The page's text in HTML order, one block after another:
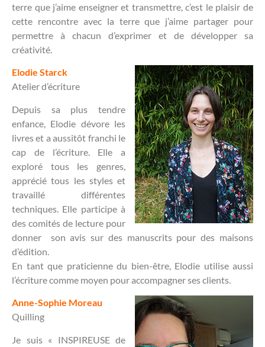
terre que j’aime enseigner et transmettre, c’est le plaisir de
cette rencontre avec la terre que j’aime partager pour
permettre à chacun d’exprimer et de développer sa
créativité.
Elodie Starck
Atelier d’écriture
Depuis sa plus tendre
enfance, Elodie dévore les
livres et a aussitôt franchi le
cap de l’écriture. Elle a
exploré tous les genres,
apprécié tous les styles et
travaillé différentes
techniques. Elle participe à
des comités de lecture pour
donner son avis sur des manuscrits pour des maisons
d’édition.
En tant que praticienne du bien-être, Elodie utilise aussi
l’écriture comme moyen pour accompagner ses clients.
Anne-Sophie Moreau
Quilling
Je suis « INSPIREUSE de